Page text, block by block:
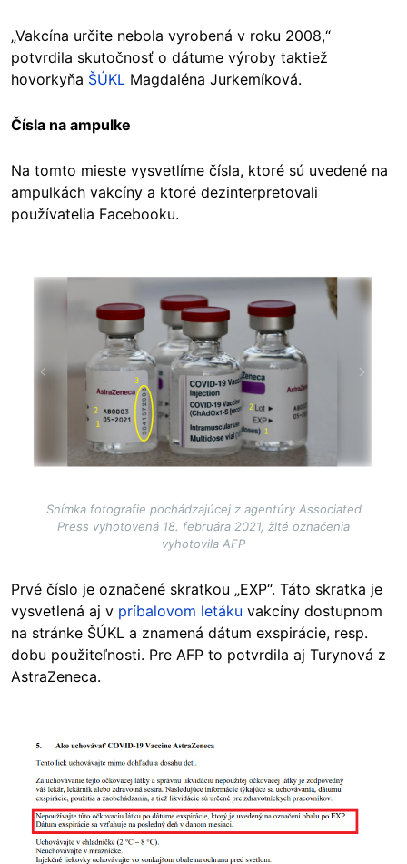
„Vakcína určite nebola vyrobená v roku 2008,“
potvrdila skutočnosť o dátume výroby taktiež
hovorkyňa ŠÚKL Magdaléna Jurkemíková.
Čísla na ampulke
Na tomto mieste vysvetlíme čísla, ktoré sú uvedené na
ampulkách vakcíny a ktoré dezinterpretovali
používatelia Facebooku.
Image
Snímka fotografie pochádzajúcej z agentúry Associated
Press vyhotovená 18. februára 2021, žlté označenia
vyhotovila AFP
Prvé číslo je označené skratkou „EXP“. Táto skratka je
vysvetlená aj v príbalovom letáku vakcíny dostupnom
na stránke ŠÚKL a znamená dátum exspirácie, resp.
dobu použiteľnosti. Pre AFP to potvrdila aj Turynová z
AstraZeneca.
Image